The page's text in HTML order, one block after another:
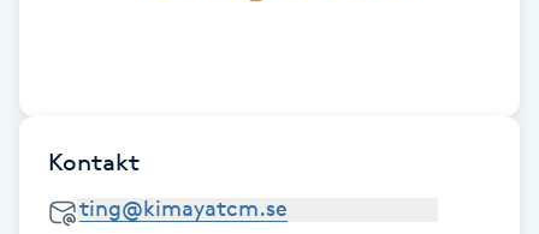
Gelenaglar
Kontakt